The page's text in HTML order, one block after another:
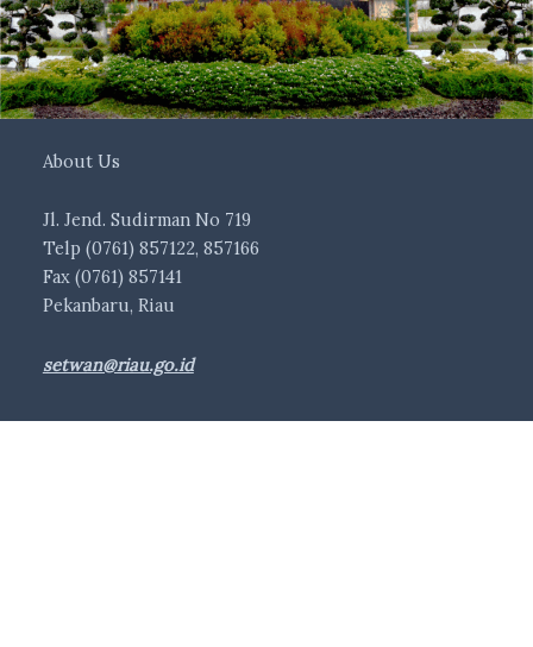
About Us
Jl. Jend. Sudirman No 719
Telp (0761) 857122, 857166
Fax (0761) 857141
Pekanbaru, Riau
setwan@riau.go.id